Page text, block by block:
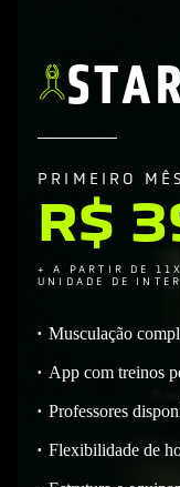
PRIMEIRO MÊS
R$
+ A PARTIR DE
UNIDADE DE
Musculação
App com treinos
Professores
Flexibilidade de